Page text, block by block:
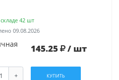
42 шт
09.08.2026
145.25 / шт
+ КУПИТЬ